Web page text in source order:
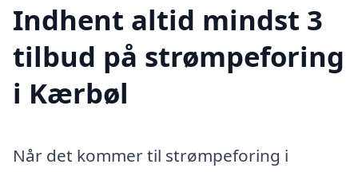
Indhent altid mindst 3
tilbud på strømpeforing
i Kærbøl
Når det kommer til strømpeforing i